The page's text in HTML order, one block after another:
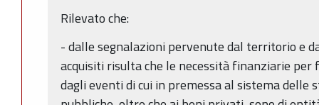
Rilevato che:
- dalle segnalazioni pervenute dal territorio e
acquisiti risulta che le necessità finanziarie
dagli eventi di cui in premessa al sistema